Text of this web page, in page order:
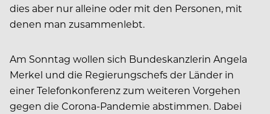
dies aber nur alleine oder mit den Personen, mit
denen man zusammenlebt.
Am Sonntag wollen sich Bundeskanzlerin Angela
Merkel und die Regierungschefs der Länder in
einer Telefonkonferenz zum weiteren Vorgehen
gegen die Corona-Pandemie abstimmen. Dabei